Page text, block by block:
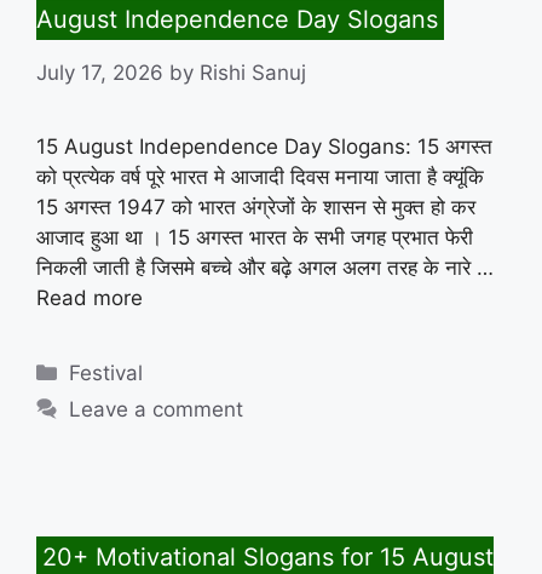
August Independence Day Slogans
July 17, 2026 by Rishi Sanuj
15 August Independence Day Slogans: 15 अगस्त
को प्रत्येक वर्ष पूरे भारत मे आजादी दिवस मनाया जाता है क्यूंकि
15 अगस्त 1947 को भारत अंग्रेजों के शासन से मुक्त हो कर
आजाद हुआ था । 15 अगस्त भारत के सभी जगह प्रभात फेरी
निकली जाती है जिसमे बच्चे और बढ़े अगल अलग तरह के नारे …
Read more
Categories
Festival
Leave a comment
20+ Motivational Slogans for 15 August